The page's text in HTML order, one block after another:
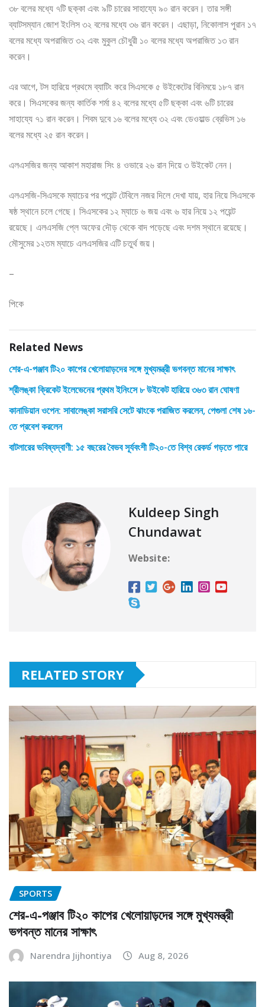
৩৮ বলের মধ্যে ৭টি ছক্কা এবং ৯টি চারের সাহায্যে ৯০ রান করেন। তার সঙ্গী
ব্যাটসম্যান জোশ ইংলিস ৩২ বলের মধ্যে ৩৬ রান করেন। এছাড়া, নিকোলাস পুরান ১৭
বলের মধ্যে অপরাজিত ৩২ এবং মুকুল চৌধুরী ১০ বলের মধ্যে অপরাজিত ১৩ রান
করেন।
এর আগে, টস হারিয়ে প্রথমে ব্যাটিং করে সিএসকে ৫ উইকেটের বিনিময়ে ১৮৭ রান
করে। সিএসকের জন্য কার্তিক শর্মা ৪২ বলের মধ্যে ৫টি ছক্কা এবং ৬টি চারের
সাহায্যে ৭১ রান করেন। শিবম দুবে ১৬ বলের মধ্যে ৩২ এবং ডেওয়াল্ড ব্রেভিস ১৬
বলের মধ্যে ২৫ রান করেন।
এলএসজির জন্য আকাশ মহারাজ সিং ৪ ওভারে ২৬ রান দিয়ে ৩ উইকেট নেন।
এলএসজি-সিএসকে ম্যাচের পর পয়েন্ট টেবিলে নজর দিলে দেখা যায়, হার নিয়ে সিএসকে
ষষ্ঠ স্থানে চলে গেছে। সিএসকের ১২ ম্যাচে ৬ জয় এবং ৬ হার নিয়ে ১২ পয়েন্ট
রয়েছে। এলএসজি প্লে অফের দৌড় থেকে বাদ পড়েছে এবং দশম স্থানে রয়েছে।
মৌসুমের ১২তম ম্যাচে এলএসজির এটি চতুর্থ জয়।
–
পিকে
Related News
শের-এ-পঞ্জাব টি২০ কাপের খেলোয়াড়দের সঙ্গে মুখ্যমন্ত্রী ভগবন্ত মানের সাক্ষাৎ
শ্রীলঙ্কা ক্রিকেট ইলেভেনের প্রথম ইনিংসে ৮ উইকেট হারিয়ে ৩৬৩ রান ঘোষণা
কানাডিয়ান ওপেন: সাবালেঙ্কা সরাসরি সেটে ঝাংকে পরাজিত করলেন, পেগুলা শেষ ১৬-
তে প্রবেশ করলেন
বাটলারের ভবিষ্যদ্বাণী: ১৫ বছরের বৈভব সূর্যবংশী টি২০-তে বিশ্ব রেকর্ড গড়তে পারে
Kuldeep Singh
Chundawat
Website:
RELATED STORY
SPORTS
শের-এ-পঞ্জাব টি২০ কাপের খেলোয়াড়দের সঙ্গে মুখ্যমন্ত্রী
ভগবন্ত মানের সাক্ষাৎ
Narendra Jijhontiya Aug 8, 2026